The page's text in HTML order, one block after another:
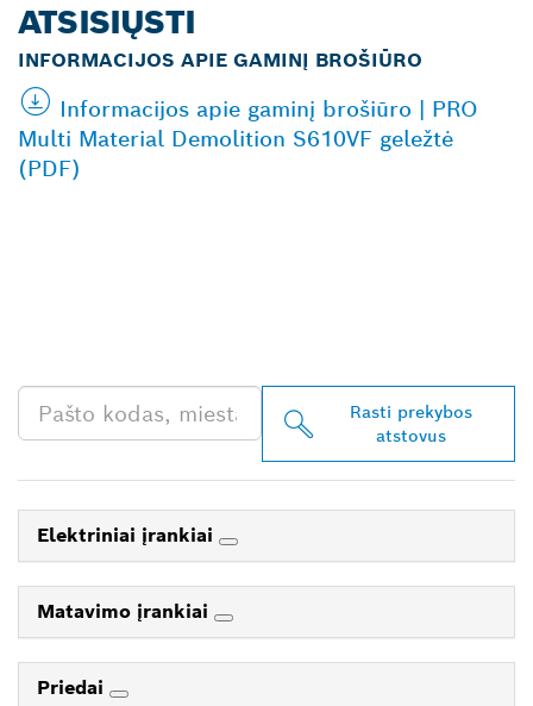
ATSISIŲSTI
INFORMACIJOS APIE GAMINĮ BROŠIŪRO
Informacijos apie gaminį brošiūro | PRO
Multi Material Demolition S610VF geležtė
(PDF)
Rasti prekybos
atstovus
Elektriniai įrankiai
Matavimo įrankiai
Priedai